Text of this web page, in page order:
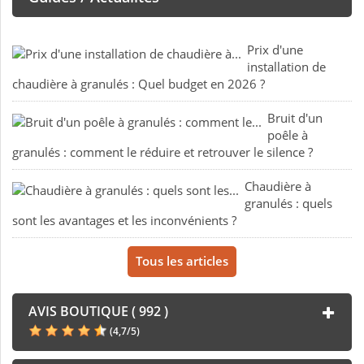
Prix d'une
installation de
chaudière à granulés : Quel budget en 2026 ?
Bruit d'un
poêle à
granulés : comment le réduire et retrouver le silence ?
Chaudière à
granulés : quels
sont les avantages et les inconvénients ?
Tous les articles
AVIS BOUTIQUE ( 992 )
(4,7/5)